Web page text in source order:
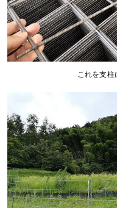
これを支柱